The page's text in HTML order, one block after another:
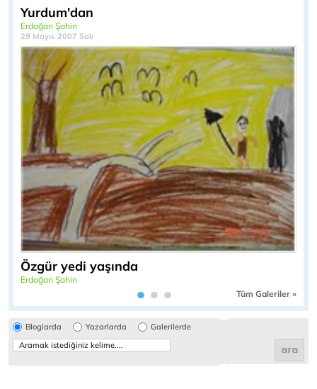
Yurdum'dan
Erdoğan Şahin
29 Mayıs 2007 Salı
Özgür yedi yaşında
Erdoğan Şahin
Tüm Galeriler »
Bloglarda Yazarlarda Galerilerde